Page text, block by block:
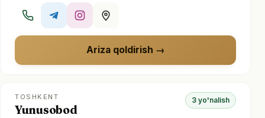
Ariza qoldirish
TOSHKENT
Yunusobod
3 yo'nalish